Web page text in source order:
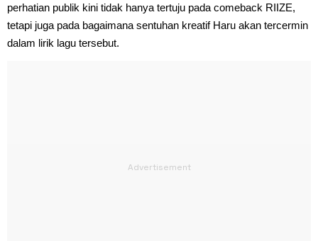
perhatian publik kini tidak hanya tertuju pada comeback RIIZE,
tetapi juga pada bagaimana sentuhan kreatif Haru akan tercermin
dalam lirik lagu tersebut.